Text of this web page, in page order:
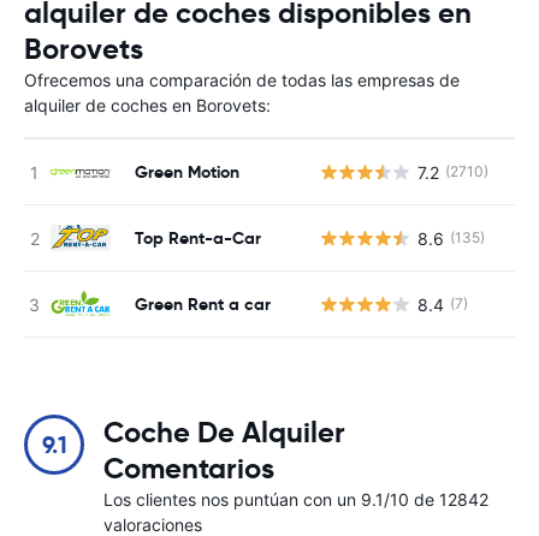
alquiler de coches disponibles en
Borovets
Ofrecemos una comparación de todas las empresas de
alquiler de coches en Borovets:
Green Motion 7.2 (2710)
Top Rent-a-Car 8.6 (135)
Green Rent a car 8.4 (7)
9.1
Coche De Alquiler
Comentarios
Los clientes nos puntúan con un 9.1/10 de 12842
valoraciones